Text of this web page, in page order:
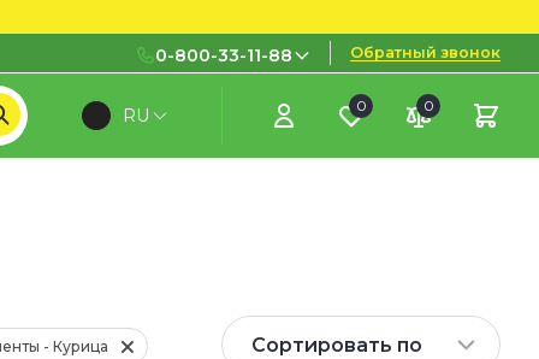
0-800-33-11-88
0-800-33-11-88
Бесплатно с городских и
(073) 133 11 88
Обратный звонок
RU 0 0
- Курица Сортировать по